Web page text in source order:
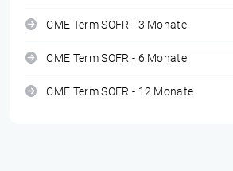
CME Term SOFR - 3 Monate
CME Term SOFR - 6 Monate
CME Term SOFR - 12 Monate